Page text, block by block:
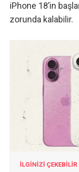
iPhone 18’in
zorunda kalabilir.
İLGİNİZİ ÇEKEBİLİR